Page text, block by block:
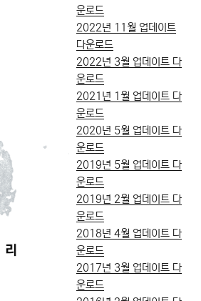
운로드
2022년 11월 업데이트
다운로드
2022년 3월 업데이트 다
운로드
2021년 1월 업데이트 다
운로드
2020년 5월 업데이트 다
운로드
2019년 5월 업데이트 다
운로드
2019년 2월 업데이트 다
운로드
2018년 4월 업데이트 다
운로드
2017년 3월 업데이트 다
운로드